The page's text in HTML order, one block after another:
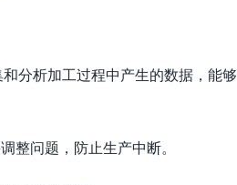
分析加工过程中产生的数据，能够
整问题，防止生产中断。